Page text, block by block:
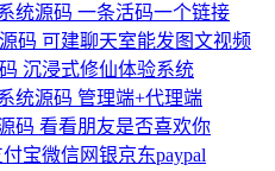
统源码 一条活码一个链接
码 可建聊天室能发图文视频
沉浸式修仙体验系统
统源码 管理端+代理端
码 看看朋友是否喜欢你
宝微信网银京东paypal